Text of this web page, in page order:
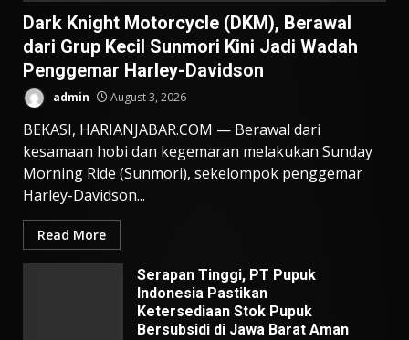
Dark Knight Motorcycle (DKM), Berawal
dari Grup Kecil Sunmori Kini Jadi Wadah
Penggemar Harley-Davidson
admin August 3, 2026
BEKASI, HARIANJABAR.COM — Berawal dari
kesamaan hobi dan kegemaran melakukan Sunday
Morning Ride (Sunmori), sekelompok penggemar
Harley-Davidson...
Read More
Serapan Tinggi, PT Pupuk
Indonesia Pastikan
Ketersediaan Stok Pupuk
Bersubsidi di Jawa Barat Aman